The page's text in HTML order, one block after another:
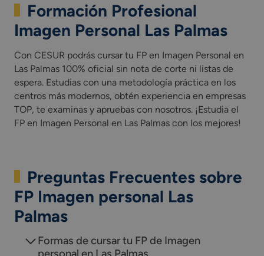
Formación Profesional
Imagen Personal Las Palmas
Con CESUR podrás cursar tu FP en Imagen Personal en
Las Palmas 100% oficial sin nota de corte ni listas de
espera. Estudias con una metodología práctica en los
centros más modernos, obtén experiencia en empresas
TOP, te examinas y apruebas con nosotros. ¡Estudia el
FP en Imagen Personal en Las Palmas con los mejores!
Preguntas Frecuentes sobre
FP Imagen personal Las
Palmas
Formas de cursar tu FP de Imagen